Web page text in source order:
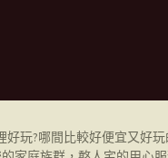
玩?哪間比較好便宜又好